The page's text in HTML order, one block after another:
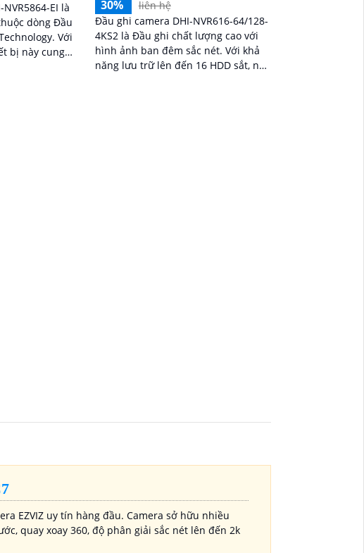
EI là
dòng Đầu
Với
bị này cung
30%
liên hệ
Đầu ghi camera DHI-NVR616-64/128-
4KS2 là Đầu ghi chất lượng cao với
hình ảnh ban đêm sắc nét. Với khả
năng lưu trữ lên đến 16 HDD sắt, nó
EZVIZ uy tín hàng đầu. Camera sở hữu nhiều
quay xoay 360, độ phân giải sắc nét lên đến 2k